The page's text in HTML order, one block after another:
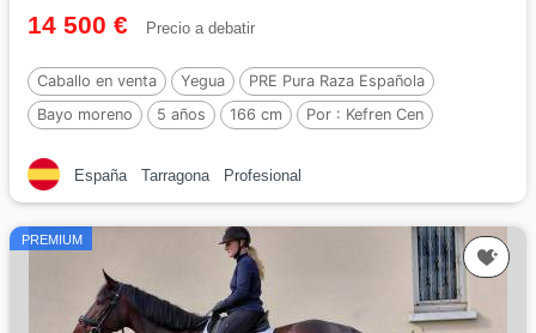
14 500 € Precio a debatir
Caballo en venta Yegua
PRE Pura Raza Española
Bayo moreno
5 años 166 cm Por : Kefren Cen
España Tarragona Profesional
PREMIUM